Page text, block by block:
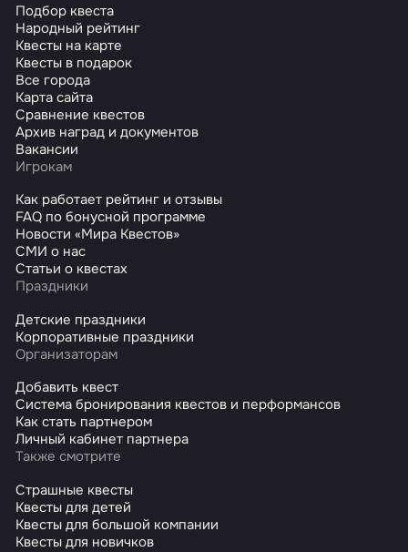
Подбор квеста
Народный рейтинг
Квесты на карте
Квесты в подарок
Все города
Карта сайта
Сравнение квестов
Архив наград и документов
Вакансии
Игрокам
Как работает рейтинг и отзывы
FAQ по бонусной программе
Новости «Мира Квестов»
СМИ о нас
Статьи о квестах
Праздники
Детские праздники
Корпоративные праздники
Организаторам
Добавить квест
Система бронирования квестов и перформансов
Как стать партнером
Личный кабинет партнера
Также смотрите
Страшные квесты
Квесты для детей
Квесты для большой компании
Квесты для новичков